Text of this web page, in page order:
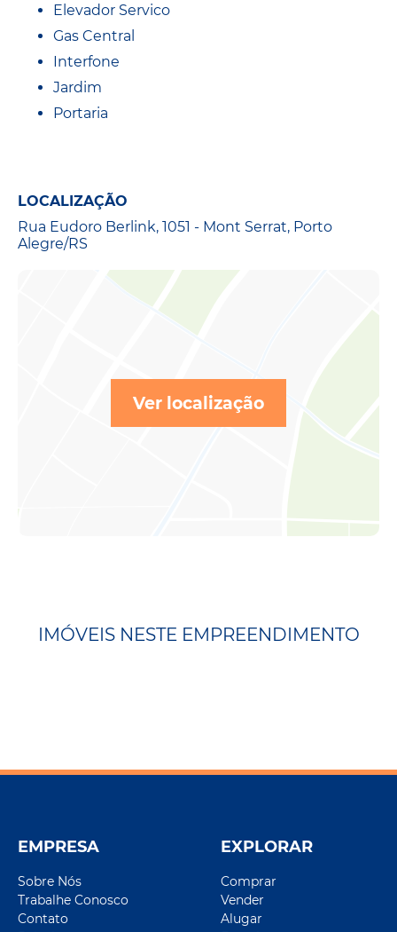
Elevador Servico
Gas Central
Interfone
Jardim
Portaria
LOCALIZAÇÃO
Rua Eudoro Berlink, 1051 - Mont Serrat, Porto
Alegre/RS
Ver localização
IMÓVEIS NESTE EMPREENDIMENTO
EMPRESA
Sobre Nós
Trabalhe Conosco
Contato
EXPLORAR
Comprar
Vender
Alugar